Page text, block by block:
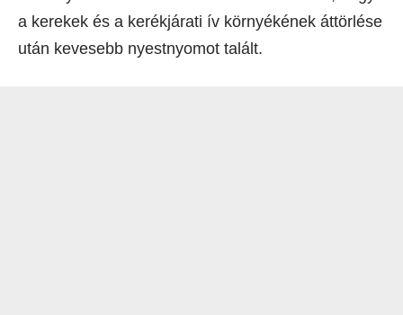
a kerekek és a kerékjárati ív környékének áttörlése
után kevesebb nyestnyomot talált.